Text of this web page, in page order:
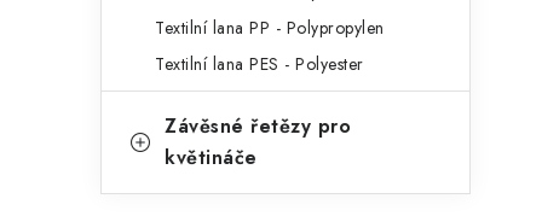
Textilní lana PP - Polypropylen
Textilní lana PES - Polyester
Závěsné řetězy pro
květináče